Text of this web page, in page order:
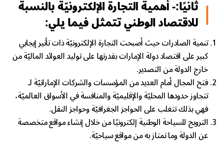
ثانيًا:- أهمية التجارة الإلكترونيّة بالنسبة
للاقتصاد الوطني تتمثل فيما يلي:
تنمية الصادرات حيث أصبحت التجارة الإلكترونيّة ذات تأثير إيجابي
كبير على اقتصاد دولة الإمارات بقدرتها على توليد العوائد الماليّة من
خارج الدولة من التصدير.
فتح المجال أمام العديد من المؤسسات والشركات الإماراتيّة لـ
تتجاوز حدودها المحليّة والإقليميّة والمنافسة في الأسواق العالميّة،
فهي بذلك تتغلب على الحواجز الجغرافيّة وحواجز النقل.
الترويج للسياحة الوطنية إلكترونيًا من خلال إنشاء مواقع متخصصة
عن الدولة وما تمتاز به من مواقع سياحيّة.